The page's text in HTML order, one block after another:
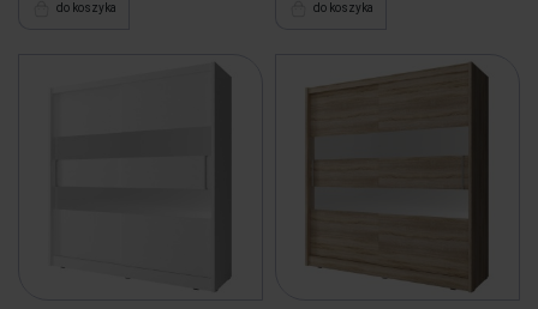
do koszyka do koszyka